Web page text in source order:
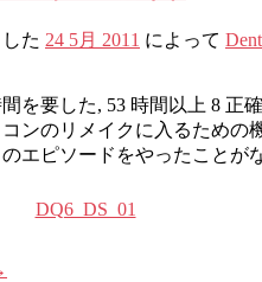
た 24 5月 2011 によって
を要した, 53 時間以上 8 正
ンのリメイクに入るための
エピソードをやったことが
DQ6_DS_01